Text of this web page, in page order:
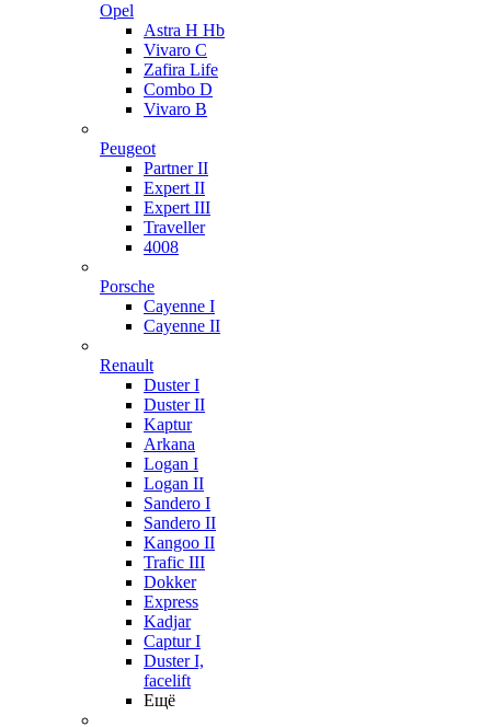
Opel
Astra H Hb
Vivaro C
Zafira Life
Combo D
Vivaro B
Peugeot
Partner II
Expert II
Expert III
Traveller
4008
Porsche
Cayenne I
Cayenne II
Renault
Duster I
Duster II
Kaptur
Arkana
Logan I
Logan II
Sandero I
Sandero II
Kangoo II
Trafic III
Dokker
Express
Kadjar
Captur I
Duster I,
facelift
Ещё